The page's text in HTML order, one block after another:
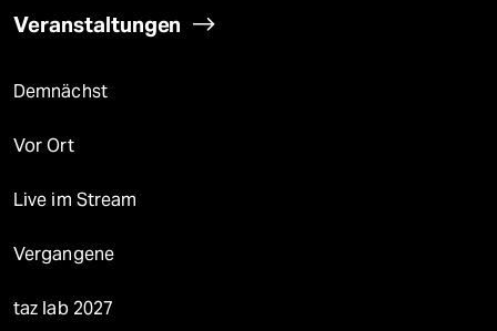
Veranstaltungen
Demnächst
Vor Ort
Live im Stream
Vergangene
taz lab 2027